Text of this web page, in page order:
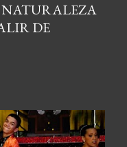
NATURALEZA
DE